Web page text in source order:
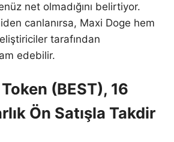
net olmadığını belirtiyor.
canlanırsa, Maxi Doge hem
tarafından
edebilir.
(BEST), 16
Ön Satışla Takdir